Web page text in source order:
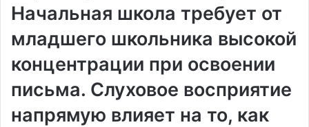
Начальная школа требует от
младшего школьника высокой
концентрации при освоении
письма. Слуховое восприятие
напрямую влияет на то, как